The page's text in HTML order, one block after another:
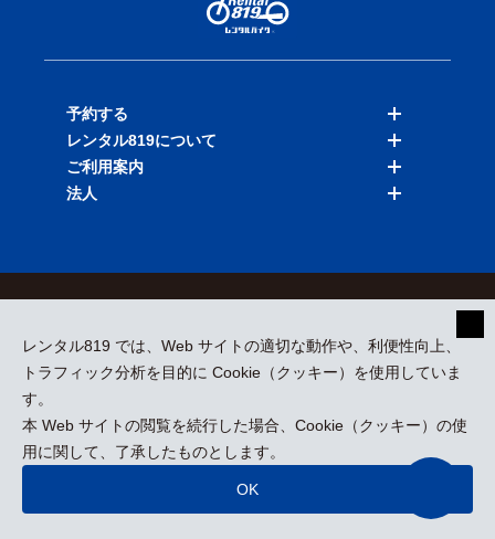
レンタル819 では、Web サイトの適切な動作や、利便性向上、
トラフィック分析を目的に Cookie（クッキー）を使用していま
す。
本 Web サイトの閲覧を続行した場合、Cookie（クッキー）の使
用に関して、了承したものとします。
OK
予約する
バイクを探す
店舗を探す
レンタル819について
料金表
ご利用案内
法人
採用情報
プレスリリース
kizuki Rental Service © All Rights Reserved.